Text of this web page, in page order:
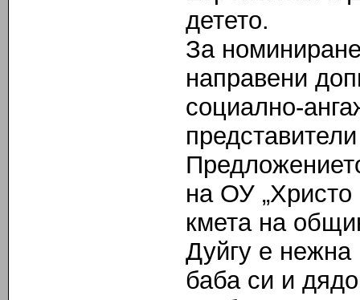
детето.
За
направени
социално-
на ОУ „Христо
кмета на
Дуйгу е нежна
баба си и